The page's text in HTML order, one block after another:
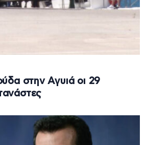
στην Αγυιά οι 29